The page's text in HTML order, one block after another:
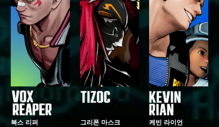
복스 리퍼 그리폰 마스크 케빈 라이언